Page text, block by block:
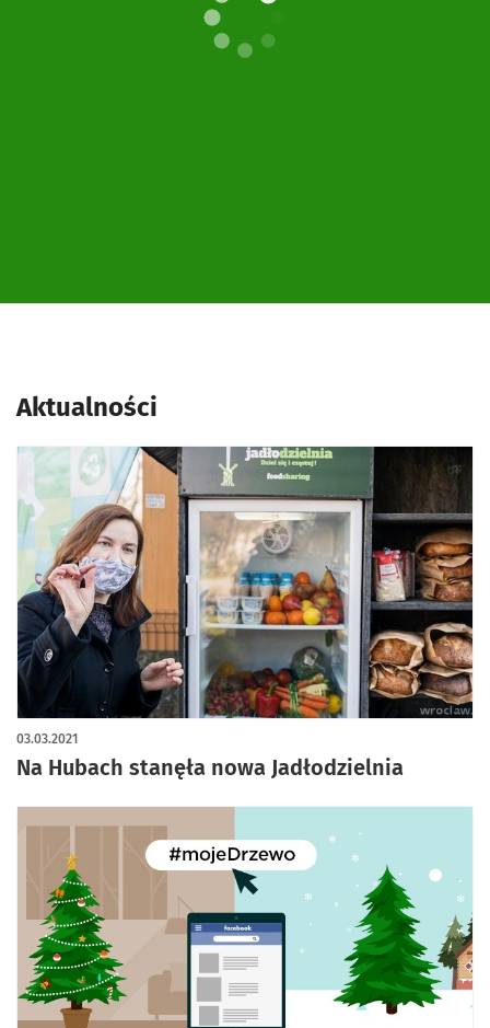
Aktualności
Na Hubach stanęła nowa Jadłodzielnia
03.03.2021